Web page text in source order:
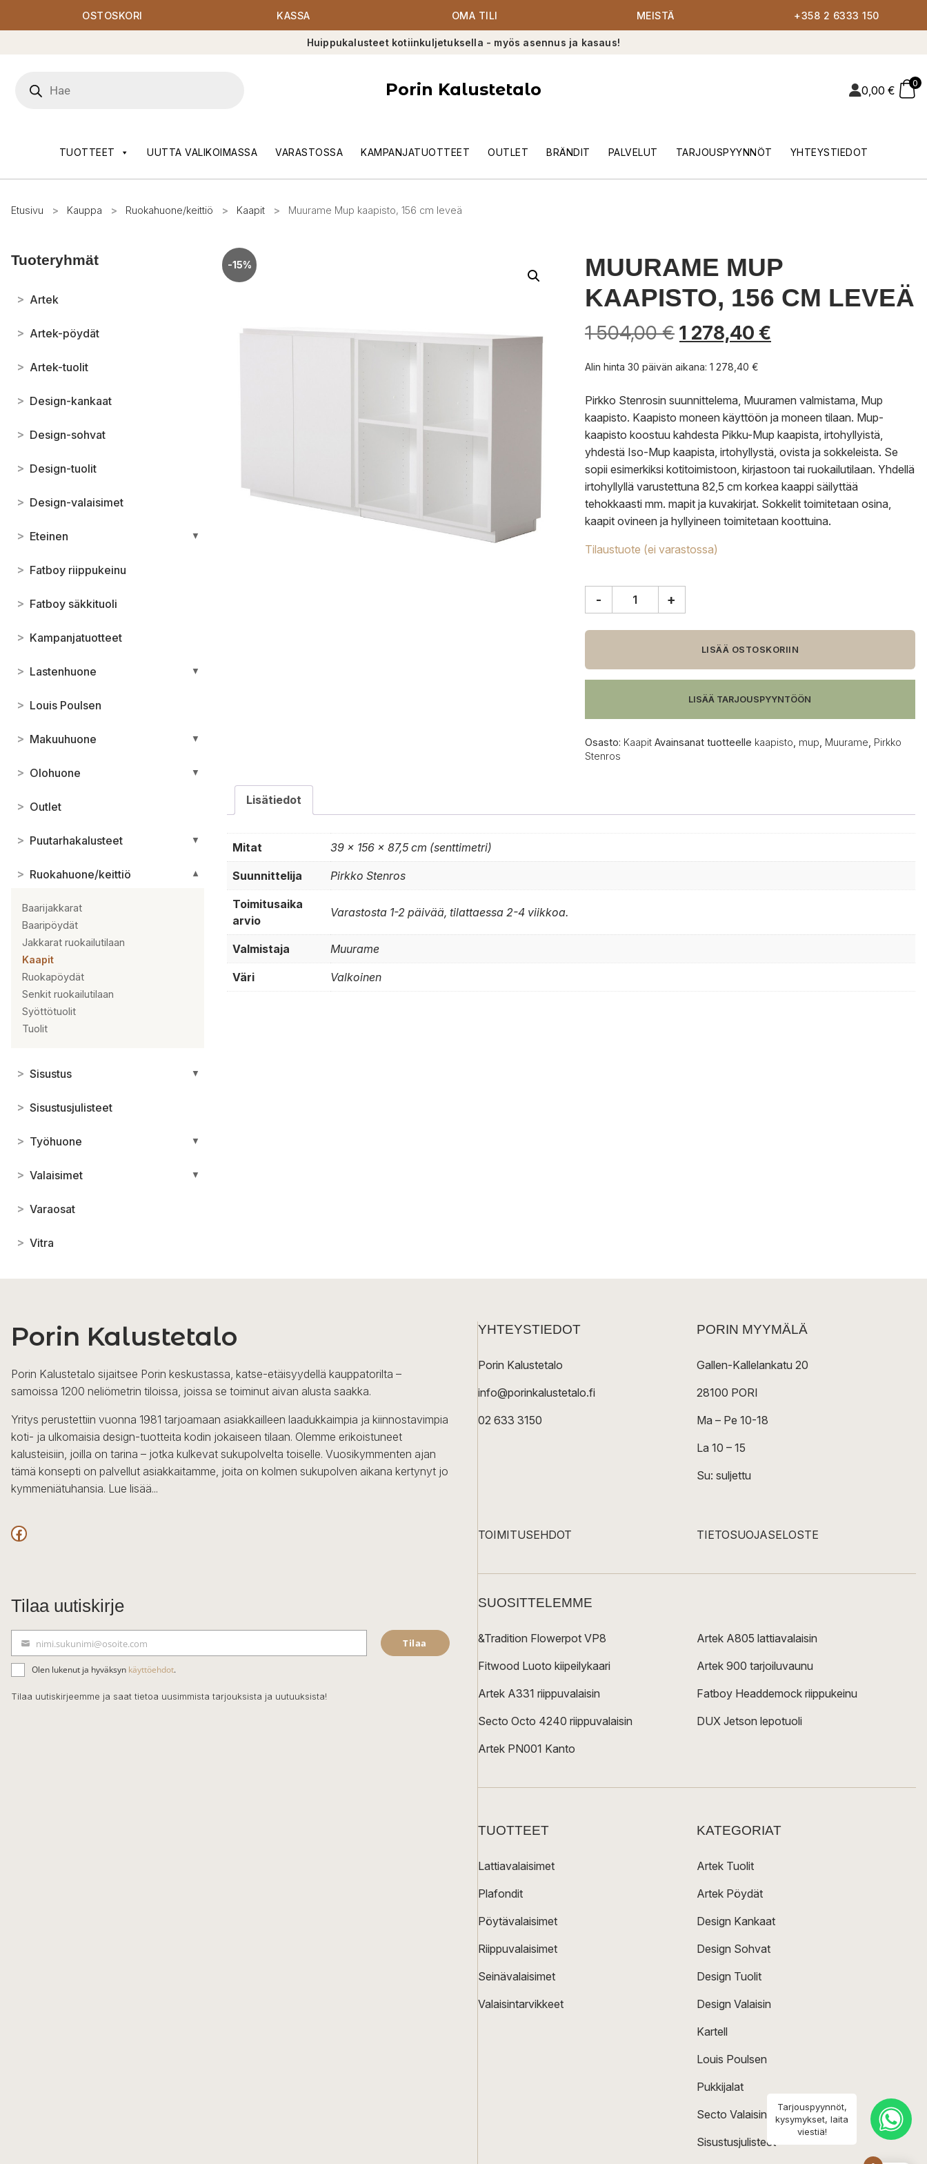
OSTOSKORI KASSA OMA TILI MEISTÄ +358 2 6333 150
Huippukalusteet kotiinkuljetuksella - myös asennus ja kasaus!
search
Porin Kalustetalo 0,00 €
0
TUOTTEET UUTTA VALIKOIMASSA VARASTOSSA KAMPANJATUOTTEET OUTLET BRÄNDIT PALVELUT TARJOUSPYYNNÖT YHTEYSTIEDOT
Etusivu > Kauppa > Ruokahuone/keittiö > Kaapit > Muurame Mup kaapisto, 156 cm leveä
Tuoteryhmät
> Artek
> Artek-pöydät
> Artek-tuolit
> Design-kankaat
> Design-sohvat
> Design-tuolit
> Design-valaisimet
> Eteinen ▼
> Fatboy riippukeinu
> Fatboy säkkituoli
> Kampanjatuotteet
> Lastenhuone ▼
> Louis Poulsen
> Makuuhuone ▼
> Olohuone ▼
> Outlet
> Puutarhakalusteet ▼
> Ruokahuone/keittiö ▼
Baarijakkarat
Baaripöydät
Jakkarat ruokailutilaan
Kaapit
Ruokapöydät
Senkit ruokailutilaan
Syöttötuolit
Tuolit
> Sisustus ▼
> Sisustusjulisteet
> Työhuone ▼
> Valaisimet ▼
> Varaosat
> Vitra
-15%
MUURAME MUP
KAAPISTO, 156 CM LEVEÄ
1 504,00€ 1 278,40 €
Alin hinta 30 päivän aikana: 1 278,40 €
Pirkko Stenrosin suunnittelema, Muuramen valmistama, Mup
kaapisto. Kaapisto moneen käyttöön ja moneen tilaan. Mup-
kaapisto koostuu kahdesta Pikku-Mup kaapista, irtohyllyistä,
yhdestä Iso-Mup kaapista, irtohyllystä, ovista ja sokkeleista. Se
sopii esimerkiksi kotitoimistoon, kirjastoon tai ruokailutilaan. Yhdellä
irtohyllyllä varustettuna 82,5 cm korkea kaappi säilyttää
tehokkaasti mm. mapit ja kuvakirjat. Sokkelit toimitetaan osina,
kaapit ovineen ja hyllyineen toimitetaan koottuina.
Tilaustuote (ei varastossa)
kaapisto,
cm
leveä
- +
LISÄÄ OSTOSKORIIN
LISÄÄ TARJOUSPYYNTÖÖN
Osasto: Kaapit Avainsanat tuotteelle kaapisto mup Muurame Pirkko
Stenros
Lisätiedot
Mitat 39 × 156 × 87,5 cm (senttimetri)
Suunnittelija Pirkko Stenros
Toimitusaika
arvio
Varastosta 1-2 päivää, tilattaessa 2-4 viikkoa.
Valmistaja Muurame
Väri Valkoinen
Porin Kalustetalo
Porin Kalustetalo sijaitsee Porin keskustassa, katse-etäisyydellä kauppatorilta –
samoissa 1200 neliömetrin tiloissa, joissa se toiminut aivan alusta saakka.
Yritys perustettiin vuonna 1981 tarjoamaan asiakkailleen laadukkaimpia ja kiinnostavimpia
koti- ja ulkomaisia design-tuotteita kodin jokaiseen tilaan. Olemme erikoistuneet
kalusteisiin, joilla on tarina – jotka kulkevat sukupolvelta toiselle. Vuosikymmenten ajan
tämä konsepti on palvellut asiakkaitamme, joita on kolmen sukupolven aikana kertynyt jo
kymmeniätuhansia. Lue lisää...
Facebook
Tilaa uutiskirje
ä
h
k
nimi.sukunimi@osoite.com Tilaa
Olen lukenut ja hyväksyn käyttöehdot.
Tilaa uutiskirjeemme ja saat tietoa uusimmista tarjouksista ja uutuuksista!
YHTEYSTIEDOT
Porin Kalustetalo
info@porinkalustetalo.fi
02 633 3150
PORIN MYYMÄLÄ
Gallen-Kallelankatu 20
28100 PORI
Ma – Pe 10-18
La 10 – 15
Su: suljettu
TOIMITUSEHDOT TIETOSUOJASELOSTE
SUOSITTELEMME
&Tradition Flowerpot VP8
Fitwood Luoto kiipeilykaari
Artek A331 riippuvalaisin
Secto Octo 4240 riippuvalaisin
Artek PN001 Kanto
Artek A805 lattiavalaisin
Artek 900 tarjoiluvaunu
Fatboy Headdemock riippukeinu
DUX Jetson lepotuoli
TUOTTEET
Lattiavalaisimet
Plafondit
Pöytävalaisimet
Riippuvalaisimet
Seinävalaisimet
Valaisintarvikkeet
KATEGORIAT
Artek Tuolit
Artek Pöydät
Design Kankaat
Design Sohvat
Design Tuolit
Design Valaisin
Kartell
Louis Poulsen
Pukkijalat
Secto Valaisin
Sisustusjulisteet
Tarjouspyynnöt,
kysymykset, laita
viestiä!